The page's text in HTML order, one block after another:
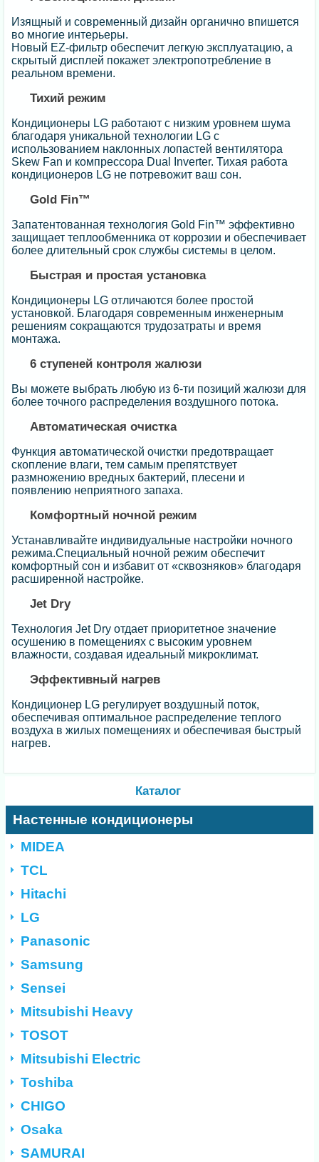
Изящный и современный дизайн органично впишется
во многие интерьеры.
Новый EZ-фильтр обеспечит легкую эксплуатацию, а
скрытый дисплей покажет электропотребление в
реальном времени.
Тихий режим
Кондиционеры LG работают с низким уровнем шума
благодаря уникальной технологии LG с
использованием наклонных лопастей вентилятора
Skew Fan и компрессора Dual Inverter. Тихая работа
кондиционеров LG не потревожит ваш сон.
Gold Fin™
Запатентованная технология Gold Fin™ эффективно
защищает теплообменника от коррозии и обеспечивает
более длительный срок службы системы в целом.
Быстрая и простая установка
Кондиционеры LG отличаются более простой
установкой. Благодаря современным инженерным
решениям сокращаются трудозатраты и время
монтажа.
6 ступеней контроля жалюзи
Вы можете выбрать любую из 6-ти позиций жалюзи для
более точного распределения воздушного потока.
Автоматическая очистка
Функция автоматической очистки предотвращает
скопление влаги, тем самым препятствует
размножению вредных бактерий, плесени и
появлению неприятного запаха.
Комфортный ночной режим
Устанавливайте индивидуальные настройки ночного
режима.Специальный ночной режим обеспечит
комфортный сон и избавит от «сквозняков» благодаря
расширенной настройке.
Jet Dry
Технология Jet Dry отдает приоритетное значение
осушению в помещениях с высоким уровнем
влажности, создавая идеальный микроклимат.
Эффективный нагрев
Кондиционер LG регулирует воздушный поток,
обеспечивая оптимальное распределение теплого
воздуха в жилых помещениях и обеспечивая быстрый
нагрев.
Каталог
Настенные кондиционеры
MIDEA
TCL
Hitachi
LG
Panasonic
Samsung
Sensei
Mitsubishi Heavy
TOSOT
Mitsubishi Electric
Toshiba
CHIGO
Osaka
SAMURAI